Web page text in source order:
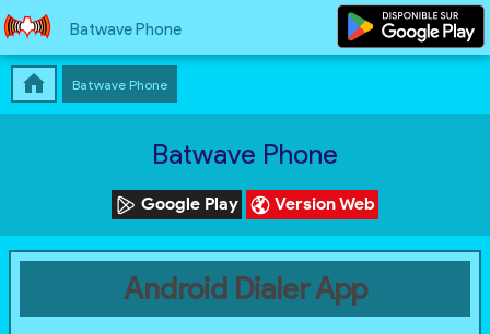
Batwave Phone
Batwave Phone
Batwave Phone
Google Play Version Web
Android Dialer App